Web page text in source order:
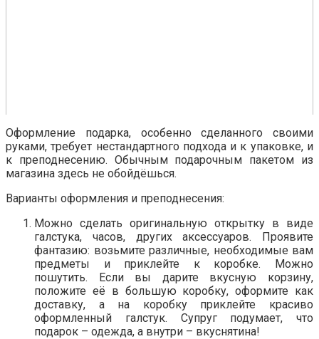
Оформление подарка, особенно сделанного своими
руками, требует нестандартного подхода и к упаковке, и
к преподнесению. Обычным подарочным пакетом из
магазина здесь не обойдёшься.
Варианты оформления и преподнесения:
Можно сделать оригинальную открытку в виде
галстука, часов, других аксессуаров. Проявите
фантазию: возьмите различные, необходимые вам
предметы и приклейте к коробке. Можно
пошутить. Если вы дарите вкусную корзину,
положите её в большую коробку, оформите как
доставку, а на коробку приклейте красиво
оформленный галстук. Супруг подумает, что
подарок – одежда, а внутри – вкуснятина!